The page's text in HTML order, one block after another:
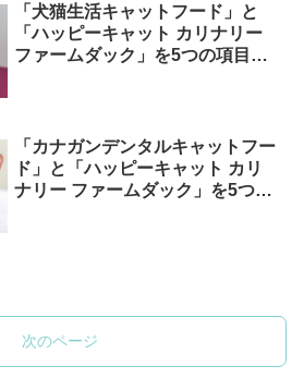
「犬猫生活キャットフード」と
「ハッピーキャット カリナリー
ファームダック」を5つの項目で
「カナガンデンタルキャットフー
ド」と「ハッピーキャット カリ
ナリー ファームダック」を5つの
次のページ